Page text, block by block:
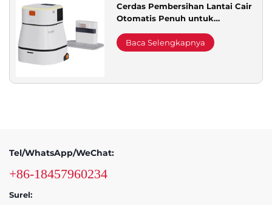
Cerdas Pembersihan Lantai Cair
Otomatis Penuh untuk
Khusus
Baca Selengkapnya
Tel/WhatsApp/WeChat:
+86-18457960234
Surel: